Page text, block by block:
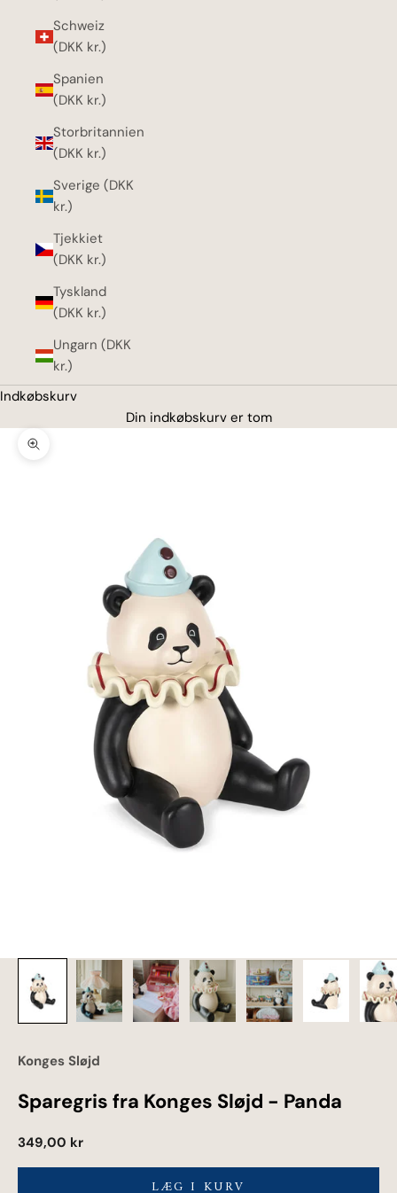
Schweiz
(DKK kr.)
Spanien
(DKK kr.)
Storbritannien
(DKK kr.)
Sverige (DKK
kr.)
Tjekkiet
(DKK kr.)
Tyskland
(DKK kr.)
Ungarn (DKK
kr.)
Indkøbskurv
Din indkøbskurv er tom
Zoom
Konges Sløjd
Sparegris fra Konges Sløjd - Panda
Salgspris
349,00 kr
LÆG I KURV